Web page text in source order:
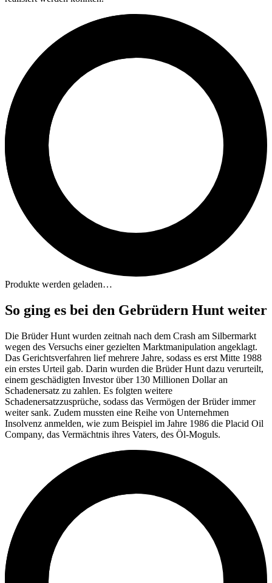
Produkte werden geladen…
So ging es bei den Gebrüdern Hunt weiter
Die Brüder Hunt wurden zeitnah nach dem Crash am Silbermarkt
wegen des Versuchs einer gezielten Marktmanipulation angeklagt.
Das Gerichtsverfahren lief mehrere Jahre, sodass es erst Mitte 1988
ein erstes Urteil gab. Darin wurden die Brüder Hunt dazu verurteilt,
einem geschädigten Investor über 130 Millionen Dollar an
Schadenersatz zu zahlen. Es folgten weitere
Schadenersatzzusprüche, sodass das Vermögen der Brüder immer
weiter sank. Zudem mussten eine Reihe von Unternehmen
Insolvenz anmelden, wie zum Beispiel im Jahre 1986 die Placid Oil
Company, das Vermächtnis ihres Vaters, des Öl-Moguls.